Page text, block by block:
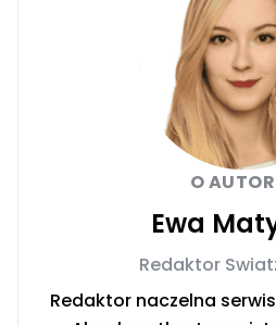
O
Ewa
Redaktor
Redaktor naczelna